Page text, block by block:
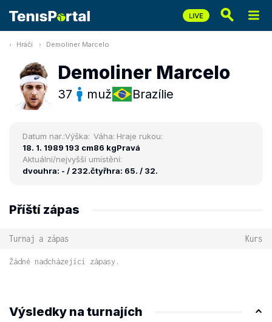
Hráči Demoliner Marcelo
Demoliner Marcelo
37 muž Brazílie
Datum nar.:
18. 1. 1989
Výška:
193 cm
Váha:
86 kg
Hraje rukou:
Pravá
Aktuální/nejvyšší umístění:
dvouhra: - / 232.čtyřhra: 65. / 32.
Příští zápas
Turnaj a zápas Kurs
Žádné nadcházející zápasy.
Výsledky na turnajích